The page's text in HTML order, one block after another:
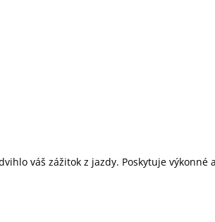
váš zážitok z jazdy. Poskytuje výkonné